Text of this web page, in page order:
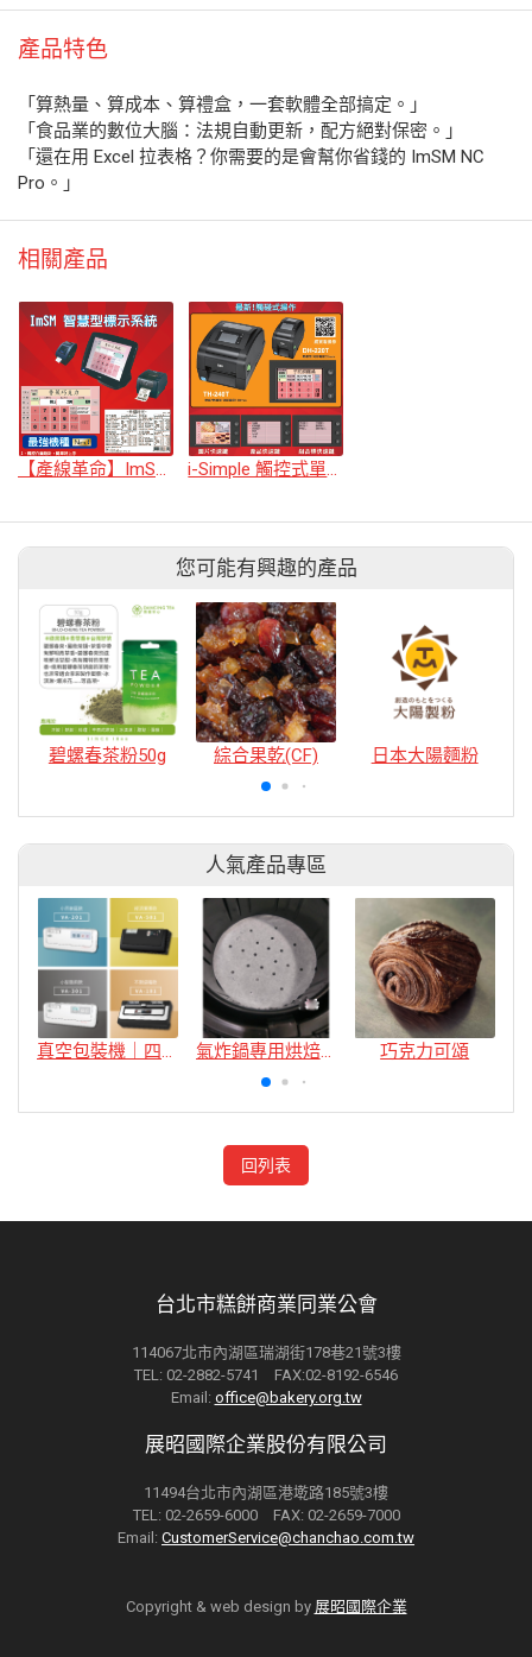
產品特色
「算熱量、算成本、算禮盒，一套軟體全部搞定。」
「食品業的數位大腦：法規自動更新，配方絕對保密。」
「還在用 Excel 拉表格？你需要的是會幫你省錢的 ImSM NC
Pro。」
相關產品
【產線革命】ImSM 智慧型標示系統 —— 讓標籤列印像呼吸一樣簡單 i-Simple 觸控式單機型標籤機 —— 小體積，大智慧
您可能有興趣的產品
碧螺春茶粉50g 綜合果乾(CF) 日本大陽麵粉
人氣產品專區
真空包裝機｜四款 氣炸鍋專用烘焙紙 巧克力可頌
回列表
台北市糕餅商業同業公會
114067北市內湖區瑞湖街178巷21號3樓
TEL: 02-2882-5741 FAX:02-8192-6546
Email: office@bakery.org.tw
展昭國際企業股份有限公司
11494台北市內湖區港墘路185號3樓
TEL: 02-2659-6000 FAX: 02-2659-7000
Email: CustomerService@chanchao.com.tw
Copyright & web design by 展昭國際企業